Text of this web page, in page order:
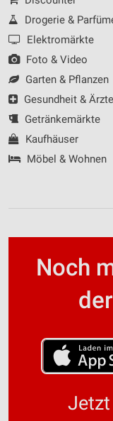
Drogerie &
Elektromärkte
Foto & Video
Garten & Pflanzen
Gesundheit & Ärzte
Getränkemärkte
Kaufhäuser
Möbel & Wohnen
Noch